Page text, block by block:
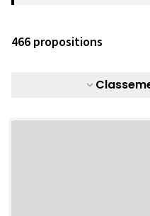
466 propositions